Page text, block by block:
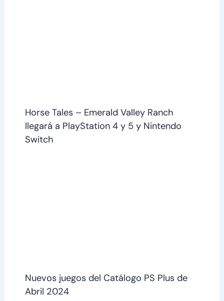
Horse Tales – Emerald Valley Ranch
llegará a PlayStation 4 y 5 y Nintendo
Switch
Nuevos juegos del Catálogo PS Plus de
Abril 2024